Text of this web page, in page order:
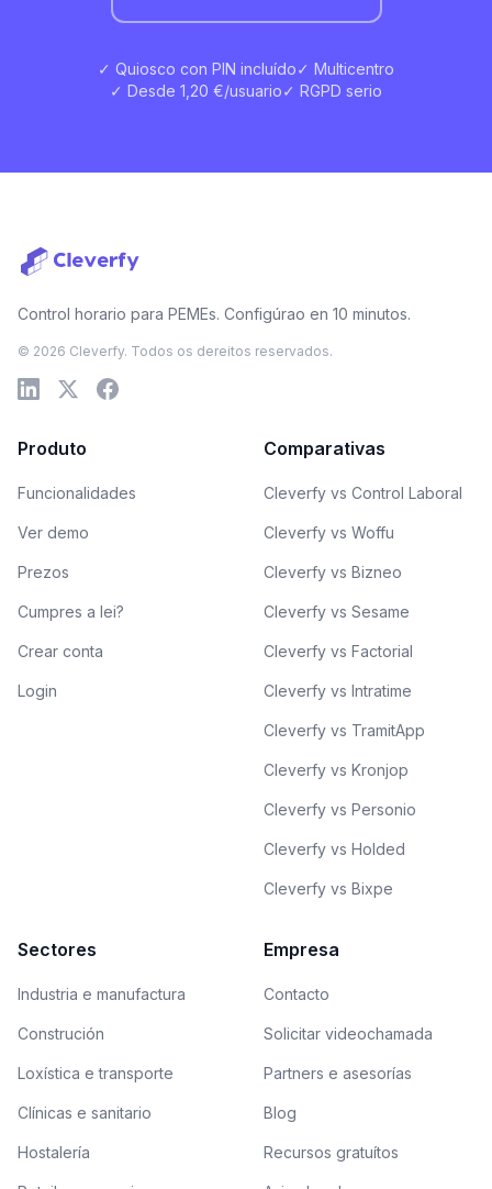
✓ Quiosco con PIN incluído✓ Multicentro
✓ Desde 1,20 €/usuario✓ RGPD serio
Control horario para PEMEs. Configúrao en 10 minutos.
© 2026 Cleverfy. Todos os dereitos reservados.
Produto
Funcionalidades
Ver demo
Prezos
Cumpres a lei?
Crear conta
Login
Comparativas
Cleverfy vs Control Laboral
Cleverfy vs Woffu
Cleverfy vs Bizneo
Cleverfy vs Sesame
Cleverfy vs Factorial
Cleverfy vs Intratime
Cleverfy vs TramitApp
Cleverfy vs Kronjop
Cleverfy vs Personio
Cleverfy vs Holded
Cleverfy vs Bixpe
Sectores
Industria e manufactura
Construción
Loxística e transporte
Clínicas e sanitario
Hostalería
Empresa
Contacto
Solicitar videochamada
Partners e asesorías
Blog
Recursos gratuítos